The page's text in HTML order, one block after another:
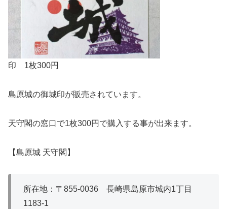
印 1枚300円
島原城の御城印が販売されています。
天守閣の窓口で1枚300円で購入する事が出来ます。
【島原城 天守閣】
所在地：〒855‐0036 長崎県島原市城内1丁目
1183‐1